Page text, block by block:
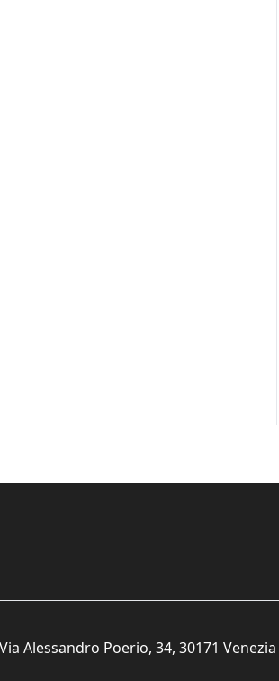
Alessandro Poerio, 34, 30171 Venezia